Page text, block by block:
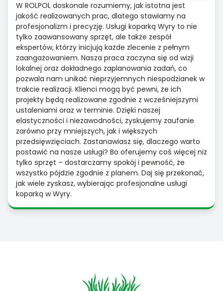
W ROLPOL doskonale rozumiemy, jak istotna jest
jakość realizowanych prac, dlatego stawiamy na
profesjonalizm i precyzję. Usługi koparką Wyry to nie
tylko zaawansowany sprzęt, ale także zespół
ekspertów, którzy inicjują każde zlecenie z pełnym
zaangażowaniem. Nasza praca zaczyna się od wizji
lokalnej oraz dokładnego zaplanowania zadań, co
pozwala nam unikać nieprzyjemnych niespodzianek w
trakcie realizacji. Klienci mogą być pewni, że ich
projekty będą realizowane zgodnie z wcześniejszymi
ustaleniami oraz w terminie. Dzięki naszej
elastyczności i niezawodności, zyskujemy zaufanie
zarówno przy mniejszych, jak i większych
przedsięwzięciach. Zastanawiasz się, dlaczego warto
postawić na nasze usługi? Bo oferujemy coś więcej niż
tylko sprzęt – dostarczamy spokój i pewność, że
wszystko pójdzie zgodnie z planem. Daj się przekonać,
jak wiele zyskasz, wybierając profesjonalne usługi
koparką w Wyry.